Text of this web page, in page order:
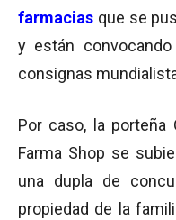
farmacias que se
y están
consignas
Por caso, la porteña
Farma Shop se
una dupla de
propiedad de la